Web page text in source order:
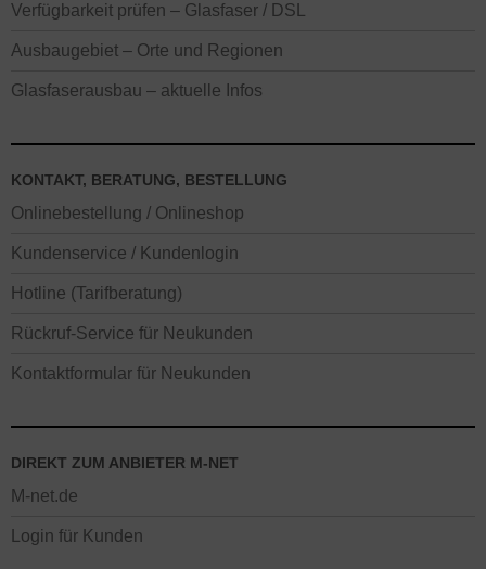
Verfügbarkeit prüfen – Glasfaser / DSL
Ausbaugebiet – Orte und Regionen
Glasfaserausbau – aktuelle Infos
KONTAKT, BERATUNG, BESTELLUNG
Onlinebestellung / Onlineshop
Kundenservice / Kundenlogin
Hotline (Tarifberatung)
Rückruf-Service für Neukunden
Kontaktformular für Neukunden
DIREKT ZUM ANBIETER M-NET
M-net.de
Login für Kunden